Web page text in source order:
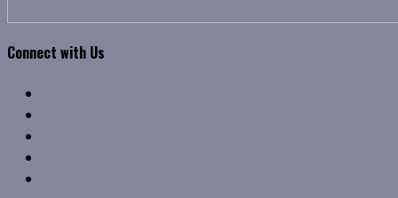
Connect with Us